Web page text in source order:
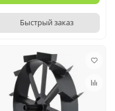
Быстрый заказ